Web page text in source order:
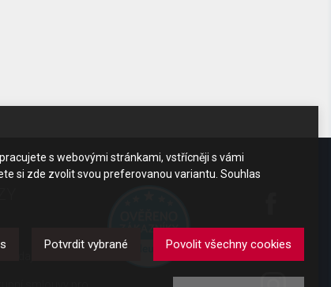
s webovými stránkami, vstřícněji s vámi
si zde zvolit svou preferovanou variantu. Souhlas
Potvrdit vybrané Povolit všechny cookies